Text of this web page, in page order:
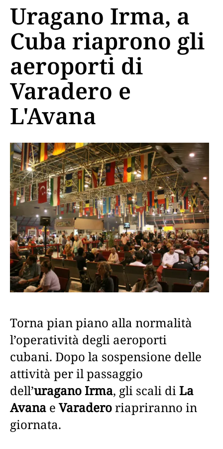
Uragano Irma, a
Cuba riaprono gli
aeroporti di
Varadero e
L'Avana
Torna pian piano alla normalità
l’operatività degli aeroporti
cubani. Dopo la sospensione delle
attività per il passaggio
dell’uragano Irma, gli scali diLa
Avana e Varaderoriapriranno in
giornata.